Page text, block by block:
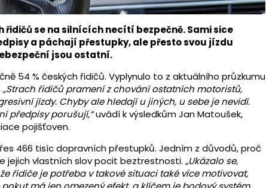
řidičů se na silnících necítí bezpečně. Sami sice
a páchají přestupky, ale přesto svou jízdu
jsou ostatní.
54 % českých řidičů. Vyplynulo to z aktuálního průzkumu
„Strach řidičů pramení z chování ostatních motoristů,
jízdy. Chyby ale hledají u jiných, u sebe je nevidí.
předpisy porušují,“uvádí k výsledkům Jan Matoušek,
pojišťoven.
466 tisíc dopravních přestupků. Jedním z důvodů, proč
jejich vlastních slov pocit beztrestnosti. „Ukázalo se,
řidiče je potřeba v takové situaci také více motivovat,